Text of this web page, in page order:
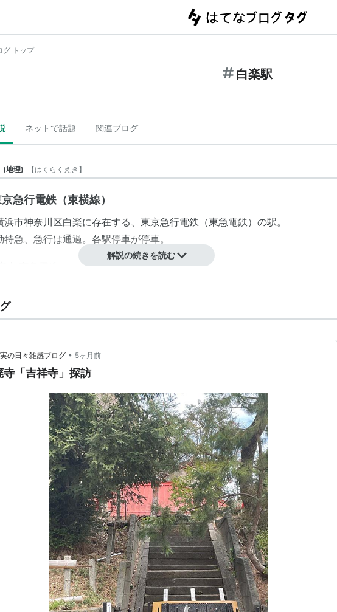
グ トップ
白楽駅
ネットで話題 関連ブログ
(地理) 【はくらくえき 】
急行電鉄（東横線）
浜市神奈川区白楽に存在する、 東京急行電鉄 （東急電鉄）の駅。
急、急行は通過。各駅停車が停車。
…東白楽駅←「白楽駅(TY18)」→妙蓮寺駅−菊名駅…日吉駅…下段へ↓
速鉄道みなとみらい21線
トロ 副都心線 直通 （
小竹向原駅 和光市駅 ）
東上線直通（和光市以遠）…(至・志木駅 川越駅 川越市駅 森林公園駅
池袋線直通（小竹向原分岐・西武有楽町線経由）…(至・練馬駅
小手指駅 飯能駅)
駅キーワード
駅つきキーワード
解説の続きを読む
の日々雑感ブログ • 5ヶ月前
寺「吉祥寺」探訪